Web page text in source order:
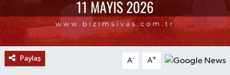
Paylaş A- A+
SPONSORLU YAZI
SPOR